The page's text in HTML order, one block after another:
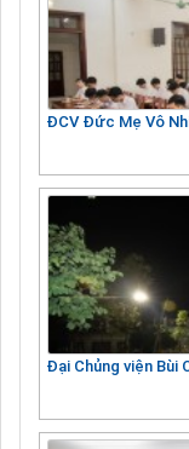
ĐCV Đức Mẹ Vô
Đại Chủng viện Bùi